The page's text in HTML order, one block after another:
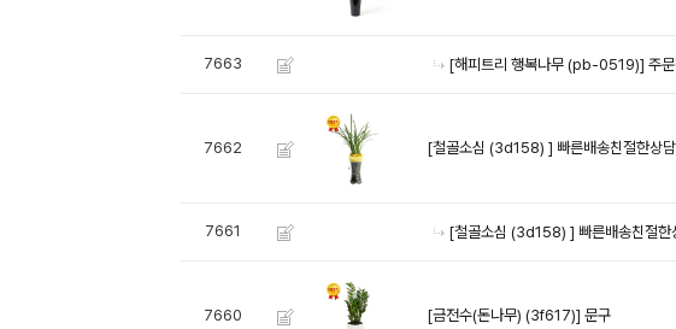
7663 [해피트리 행복나무 (pb-0519)] 주
7662 [철골소심 (3d158) ] 빠른배송친절한상
7661 [철골소심 (3d158) ] 빠른배송친절
7660 [금전수(돈나무) (3f617)] 문구